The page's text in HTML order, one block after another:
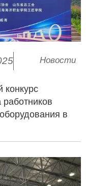
Новости
конкурс
в